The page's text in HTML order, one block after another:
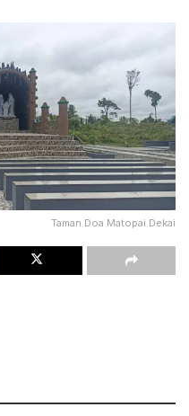
Taman Doa Matopai Dekai